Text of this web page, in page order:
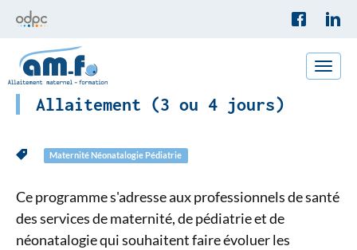
Toggle
Allaitement (3 ou 4 jours)
Maternité Néonatalogie Pédiatrie
Ce programme s'adresse aux professionnels de santé
des services de maternité, de pédiatrie et de
néonatalogie qui souhaitent faire évoluer les